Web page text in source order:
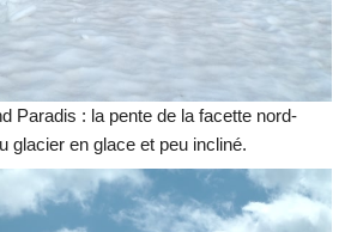
Paradis : la pente de la facette nord-
glacier en glace et peu incliné.